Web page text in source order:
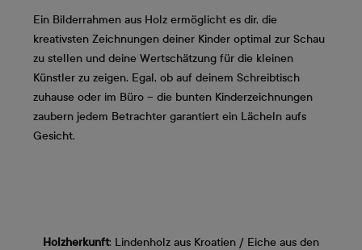
Ein Bilderrahmen aus Holz ermöglicht es dir, die
kreativsten Zeichnungen deiner Kinder optimal zur Schau
zu stellen und deine Wertschätzung für die kleinen
Künstler zu zeigen. Egal, ob auf deinem Schreibtisch
zuhause oder im Büro – die bunten Kinderzeichnungen
zaubern jedem Betrachter garantiert ein Lächeln aufs
Gesicht.
Holzherkunft: Lindenholz aus Kroatien / Eiche aus den